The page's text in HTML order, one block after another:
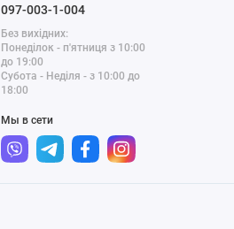
097-003-1-004
Без вихідних:
Понеділок - п'ятниця з 10:00
до 19:00
Субота - Неділя - з 10:00 до
18:00
Мы в сети